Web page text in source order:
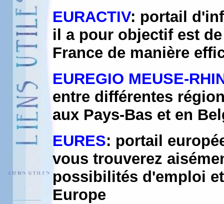
EURACTIV: portail
il a pour objectif est
France de manière
EUREGIO MEUSE-
entre différentes
aux Pays-Bas et en
EURES: portail
vous trouverez
possibilités d'emploi
Europe